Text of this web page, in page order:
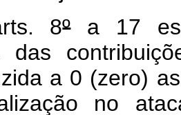
8ºa 17
das
a 0 (zero)
no